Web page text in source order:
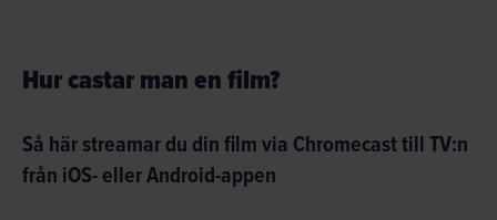
Hur castar man en film?
Så här streamar du din film via Chromecast till TV:n
från iOS- eller Android-appen